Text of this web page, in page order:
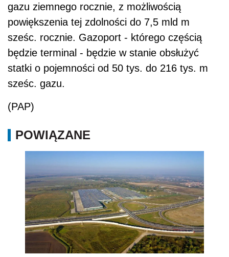
gazu ziemnego rocznie, z możliwością
powiększenia tej zdolności do 7,5 mld m
sześc. rocznie. Gazoport - którego częścią
będzie terminal - będzie w stanie obsłużyć
statki o pojemności od 50 tys. do 216 tys. m
sześc. gazu.
(PAP)
POWIĄZANE